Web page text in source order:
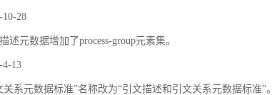
10-28
述元数据增加了process-group元素集。
4-13
关系元数据标准”名称改为“引文描述和引文关系元数据标准”。